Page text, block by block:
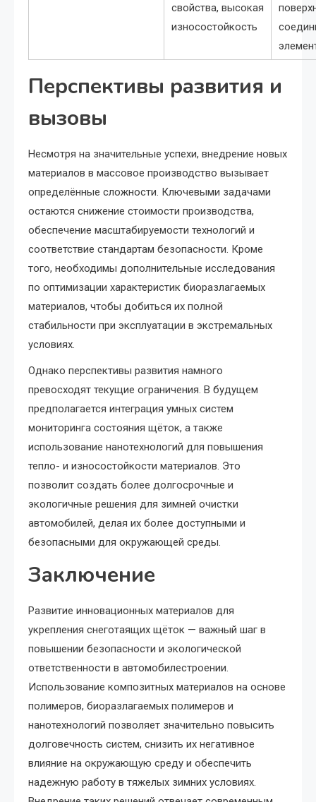
свойства, высокая
износостойкость
Перспективы развития и
вызовы
Несмотря на значительные успехи, внедрение новых
материалов в массовое производство вызывает
определённые сложности. Ключевыми задачами
остаются снижение стоимости производства,
обеспечение масштабируемости технологий и
соответствие стандартам безопасности. Кроме
того, необходимы дополнительные исследования
по оптимизации характеристик биоразлагаемых
материалов, чтобы добиться их полной
стабильности при эксплуатации в экстремальных
условиях.
Однако перспективы развития намного
превосходят текущие ограничения. В будущем
предполагается интеграция умных систем
мониторинга состояния щёток, а также
использование нанотехнологий для повышения
тепло- и износостойкости материалов. Это
позволит создать более долгосрочные и
экологичные решения для зимней очистки
автомобилей, делая их более доступными и
безопасными для окружающей среды.
Заключение
Развитие инновационных материалов для
укрепления снеготаящих щёток — важный шаг в
повышении безопасности и экологической
ответственности в автомобилестроении.
Использование композитных материалов на основе
полимеров, биоразлагаемых полимеров и
нанотехнологий позволяет значительно повысить
долговечность систем, снизить их негативное
влияние на окружающую среду и обеспечить
надежную работу в тяжелых зимних условиях.